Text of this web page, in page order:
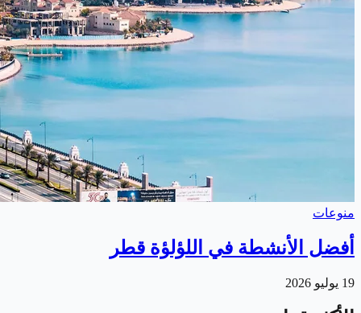
منوعات
أفضل الأنشطة في اللؤلؤة قطر
19 يوليو 2026